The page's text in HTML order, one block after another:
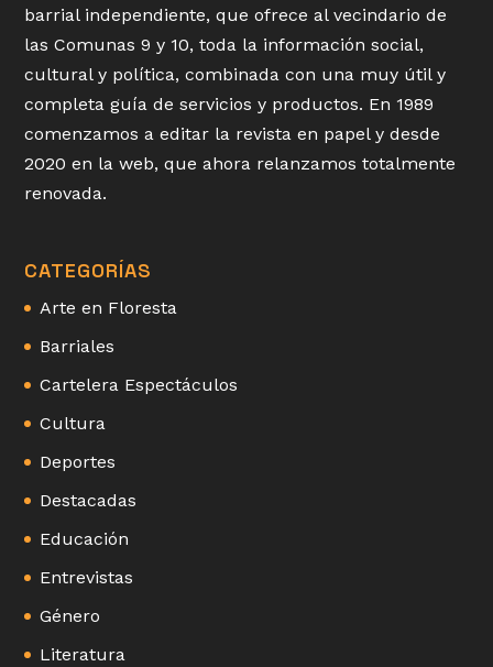
barrial independiente, que ofrece al vecindario de
las Comunas 9 y 10, toda la información social,
cultural y política, combinada con una muy útil y
completa guía de servicios y productos. En 1989
comenzamos a editar la revista en papel y desde
2020 en la web, que ahora relanzamos totalmente
renovada.
CATEGORÍAS
Arte en Floresta
Barriales
Cartelera Espectáculos
Cultura
Deportes
Destacadas
Educación
Entrevistas
Género
Literatura